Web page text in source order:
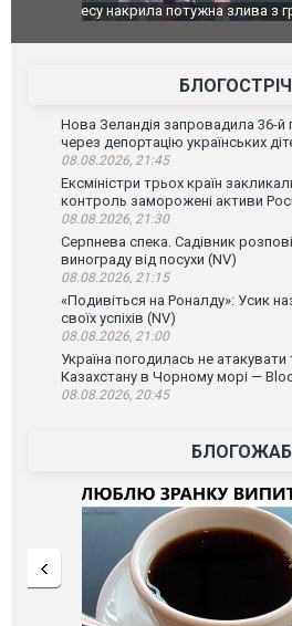
Вже вивели на тести: Ferrari
Нова Зеландія запровадила 36-й
через депортацію українських
08.08.2026, 21:45
Ексміністри трьох країн
контроль заморожені активи
08.08.2026, 21:30
Серпнева спека. Садівник
винограду від посухи (NV)
08.08.2026, 21:15
«Подивіться на Роналду»: Усик
своїх успіхів (NV)
08.08.2026, 21:00
Україна погодилась не
Казахстану в Чорному морі —
08.08.2026, 20:45